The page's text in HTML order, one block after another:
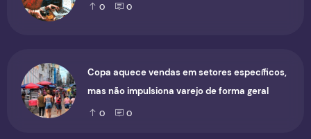
0 0
Copa aquece vendas em setores específicos,
mas não impulsiona varejo de forma geral
0 0